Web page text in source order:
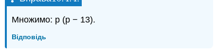
Множимо: p (p − 13).
Відповідь